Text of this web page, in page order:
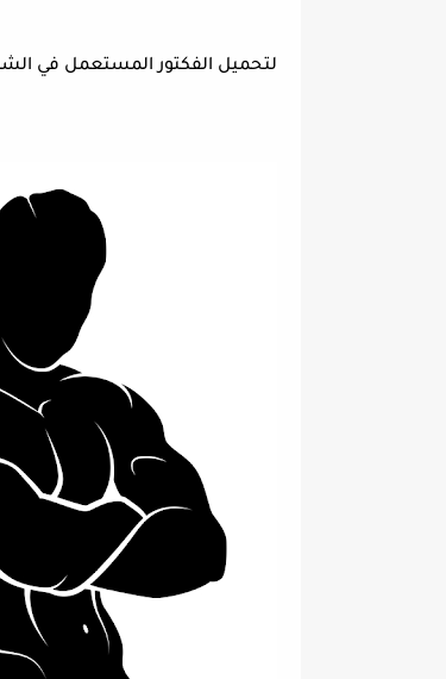
لتحميل الفكتور المستعمل في